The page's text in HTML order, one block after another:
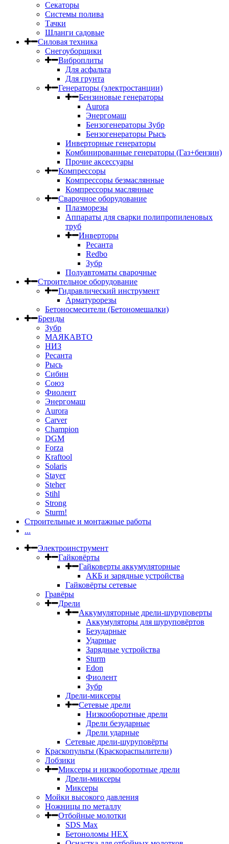
Секаторы
Системы полива
Тачки
Шланги садовые
Силовая техника
Снегоуборщики
Виброплиты
Для асфальта
Для грунта
Генераторы (электростанции)
Бензиновые генераторы
Aurora
Энергомаш
Бензогенераторы Зубр
Бензогенераторы Рысь
Инверторные генераторы
Комбинированные генераторы (Газ+бензин)
Прочие аксессуары
Компрессоры
Компрессоры безмаслянные
Компрессоры маслянные
Сварочное оборудование
Плазморезы
Аппараты для сварки полипропиленовых
труб
Инверторы
Ресанта
Redbo
Зубр
Полуавтоматы сварочные
Строительное оборудование
Гидравлический инструмент
Арматурорезы
Бетоносмесители (Бетономешалки)
Бренды
Зубр
МАЯКАВТО
НИЗ
Ресанта
Рысь
Сибин
Союз
Фиолент
Энергомаш
Aurora
Carver
Champion
DGM
Forza
Kraftool
Solaris
Stayer
Steher
Stihl
Strong
Sturm!
Строительные и монтажные работы
...
Электроинструмент
Гайковёрты
Гайковерты аккумуляторные
АКБ и зарядные устройства
Гайковёрты сетевые
Гравёры
Дрели
Аккумуляторные дрели-шуруповерты
Аккумуляторы для шуруповёртов
Безударные
Ударные
Зарядные устройства
Sturm
Edon
Фиолент
Зубр
Дрели-миксеры
Сетевые дрели
Низкооборотные дрели
Дрели безударные
Дрели ударные
Сетевые дрели-шуруповёрты
Краскопульты (Краскораспылители)
Лобзики
Миксеры и низкооборотные дрели
Дрели-миксеры
Миксеры
Мойки высокого давления
Ножницы по металлу
Отбойные молотки
SDS Max
Бетоноломы HEX